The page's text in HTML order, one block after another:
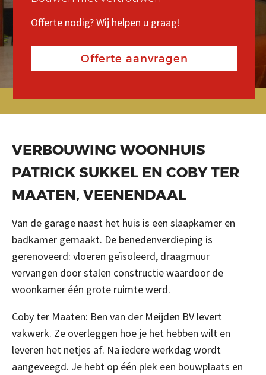
REFERENTIES
Offerte nodig? Wij helpen u graag!
Offerte aanvragen
Offerte nodig? Wij helpen u graag!
Offerte aanvragen
Offerte nodig? Wij helpen u graag!
Offerte aanvragen
VERBOUWING WOONHUIS
PATRICK SUKKEL EN COBY TER
MAATEN, VEENENDAAL
Van de garage naast het huis is een slaapkamer en
badkamer gemaakt. De benedenverdieping is
gerenoveerd: vloeren geïsoleerd, draagmuur
vervangen door stalen constructie waardoor de
woonkamer één grote ruimte werd.
Coby ter Maaten: Ben van der Meijden BV levert
vakwerk. Ze overleggen hoe je het hebben wilt en
leveren het netjes af. Na iedere werkdag wordt
aangeveegd. Je hebt op één plek een bouwplaats en